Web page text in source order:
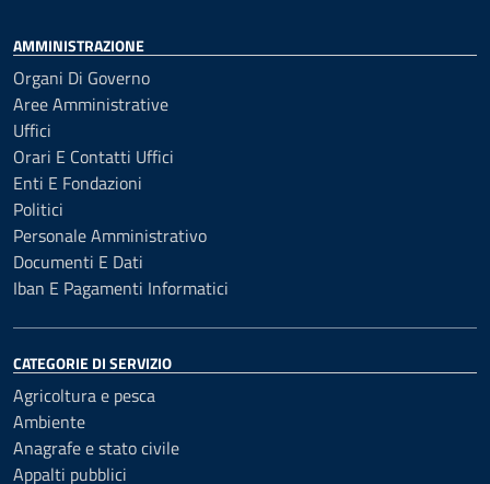
AMMINISTRAZIONE
Organi Di Governo
Aree Amministrative
Uffici
Orari E Contatti Uffici
Enti E Fondazioni
Politici
Personale Amministrativo
Documenti E Dati
Iban E Pagamenti Informatici
CATEGORIE DI SERVIZIO
Agricoltura e pesca
Ambiente
Anagrafe e stato civile
Appalti pubblici